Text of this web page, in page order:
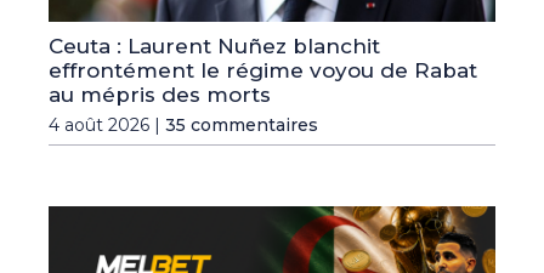
Ceuta : Laurent Nuñez blanchit
effrontément le régime voyou de Rabat
au mépris des morts
4 août 2026 | 35 commentaires